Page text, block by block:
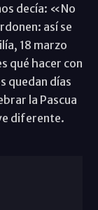
decía: «No
así se
18 marzo
qué hacer con
quedan días
la Pascua
diferente.